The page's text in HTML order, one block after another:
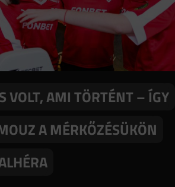
VOLT, AMI TÖRTÉNT – ÍGY
A MÉRKŐZÉSÜKÖN